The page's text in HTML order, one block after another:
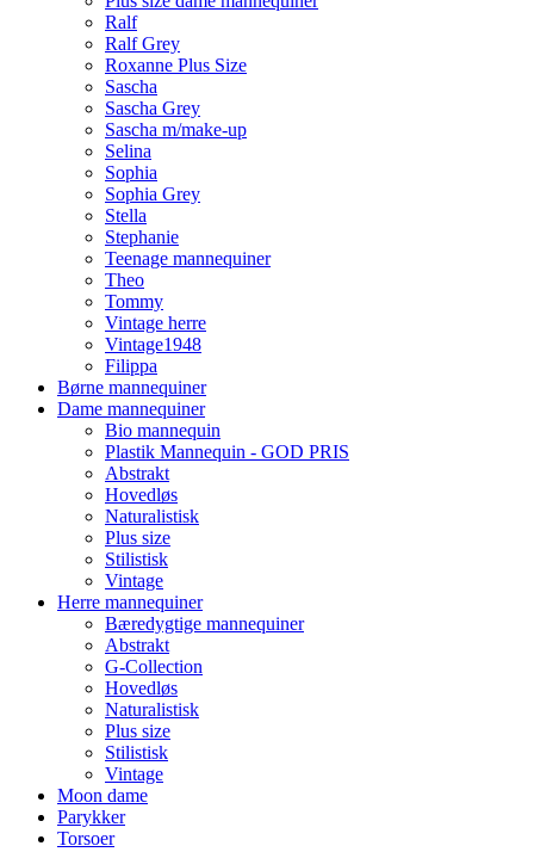
Ralf
Ralf Grey
Roxanne Plus Size
Sascha
Sascha Grey
Sascha m/make-up
Selina
Sophia
Sophia Grey
Stella
Stephanie
Teenage mannequiner
Theo
Tommy
Vintage herre
Vintage1948
Filippa
Børne mannequiner
Dame mannequiner
Bio mannequin
Plastik Mannequin - GOD PRIS
Abstrakt
Hovedløs
Naturalistisk
Plus size
Stilistisk
Vintage
Herre mannequiner
Bæredygtige mannequiner
Abstrakt
G-Collection
Hovedløs
Naturalistisk
Plus size
Stilistisk
Vintage
Moon dame
Parykker
Torsoer